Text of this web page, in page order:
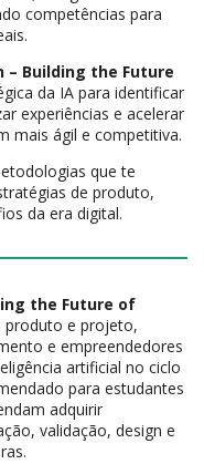
competências para
– Building the Future
da IA para identificar
experiências e acelerar
mais ágil e competitiva.
que te
de produto,
da era digital.
the Future of
produto e projeto,
e empreendedores
artificial no ciclo
para estudantes
adquirir
validação, design e